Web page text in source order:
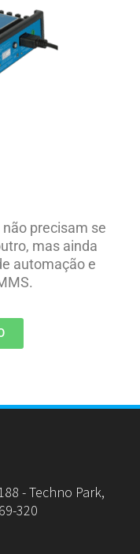
precisam se
mas ainda
automação e
- Techno Park,
320